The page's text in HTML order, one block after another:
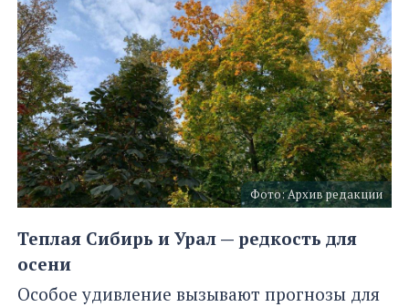
Фото: Архив редакции
Теплая Сибирь и Урал — редкость для
осени
Особое удивление вызывают прогнозы для